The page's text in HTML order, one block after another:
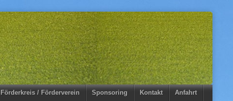
Förderkreis / Förderverein Sponsoring Kontakt Anfahrt